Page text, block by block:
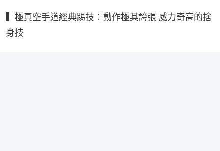
▍極真空手道經典踢技︰動作極其誇張 威力奇高的捨
身技